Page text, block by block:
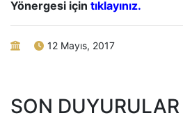
Yönergesi için tıklayınız.
12 Mayıs, 2017
SON DUYURULAR